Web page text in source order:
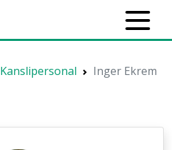
Kanslipersonal Inger Ekrem